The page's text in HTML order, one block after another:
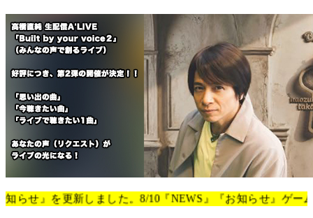
更新しました。8/10『NEWS』『お知らせ』ゲーム『春は